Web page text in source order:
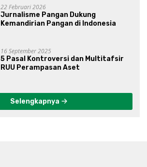
Gibran?
22 Februari 2026
Jurnalisme Pangan Dukung
Kemandirian Pangan di Indonesia
16 September 2025
5 Pasal Kontroversi dan Multitafsir
RUU Perampasan Aset
Selengkapnya